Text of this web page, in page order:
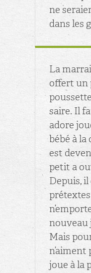
ne
dans les
La
of­fert un
saire. Il
adore
bébé à
est
petit a
De­puis,
nou­veau
Mais
n’aiment
joue à la